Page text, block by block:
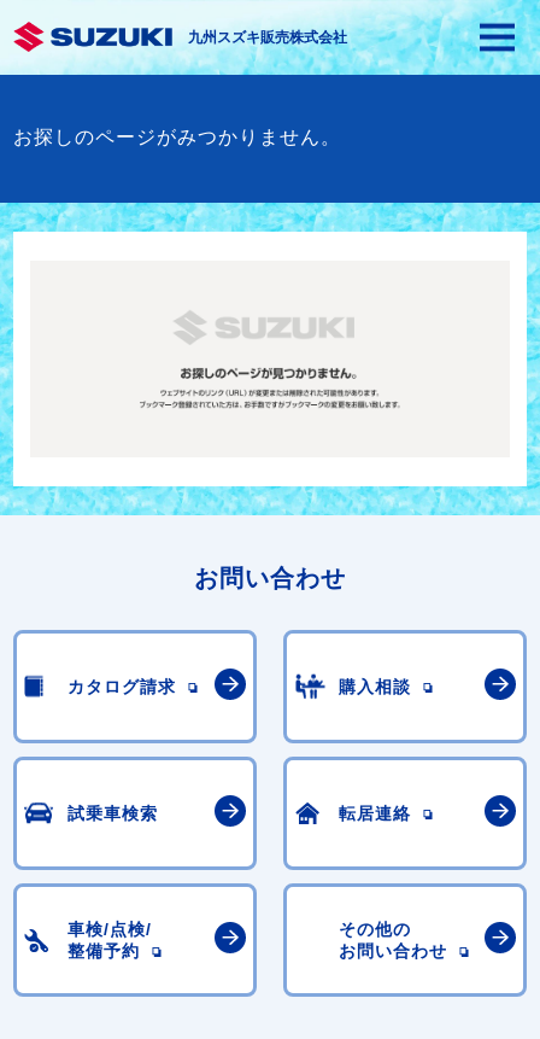
九州スズキ販売株式会社
お探しのページがみつかりません。
お問い合わせ
カタログ請求 購入相談
試乗車検索 転居連絡
車検/点検/
整備予約
その他の
お問い合わせ